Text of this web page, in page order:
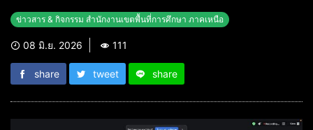
ข่าวสาร & กิจกรรม สำนักงานเขตพื้นที่การศึกษา ภาคเหนือ
08 มิ.ย. 2026 111
share tweet share